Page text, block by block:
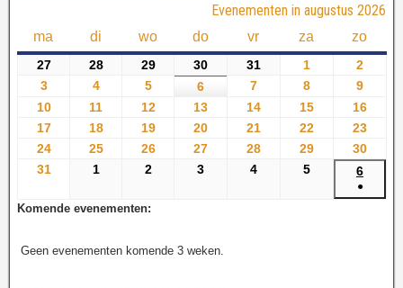
Evenementen in augustus 2026
ma di wo do vr za zo
27 28 29 30 31 1
2
3
4 5 6 7 8
9
10
11 12 13 14 15
16
17
18 19 20 21 22
23
24
25 26 27 28 29
30
31
1 2 3 4 5 6
●
Komende evenementen:
Geen evenementen komende 3 weken.